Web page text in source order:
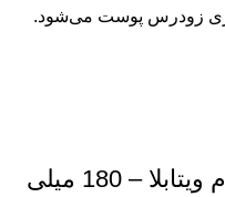
زودرس پوست می‌شود.
کرم موم زنبور و جوانه گندم ویتابلا – 180 میلی